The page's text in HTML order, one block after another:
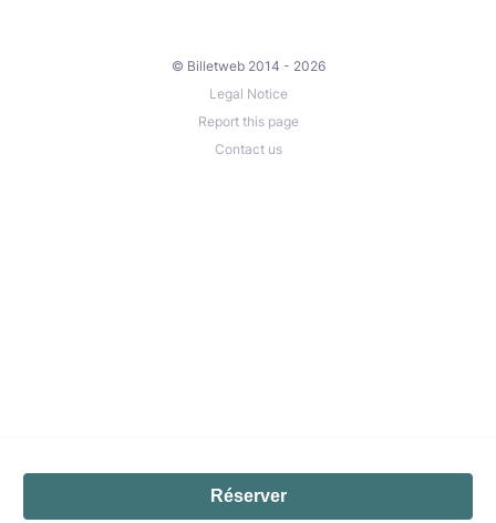
© Billetweb 2014 - 2026
Legal Notice
Report this page
Contact us
Réserver